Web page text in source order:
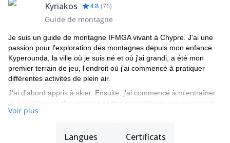
Kyriakos 4.8 (76)
Guide de montagne
Je suis un guide de montagne IFMGA vivant à Chypre. J'ai une
passion pour l'exploration des montagnes depuis mon enfance.
Kyperounda, la ville où je suis né et où j'ai grandi, a été mon
premier terrain de jeu, l'endroit où j'ai commencé à pratiquer
différentes activités de plein air.
J'ai d'abord appris à skier. Ensuite, j'ai commencé à m'entraîner
et à participer à des courses et des compétitions, en voyageant
beaucoup en Europe. Comme je suis très curieux, j'ai continué à
l'escalade et toutes ses possibilités passionnantes.
Voir plus
Langues Certificats